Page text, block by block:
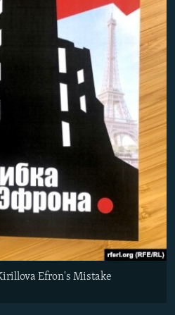
Efron's Mistake